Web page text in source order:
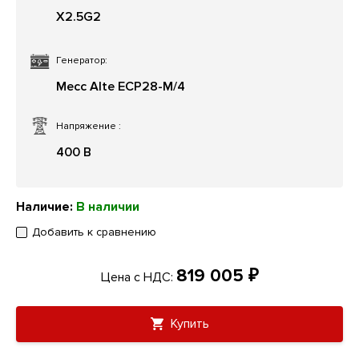
X2.5G2
Напряжение :
400 В
Генератор:
Mecc Alte ЕСР28-М/4
Наличие: В наличии
Добавить к сравнению
Цена с НДС: 819 005 ₽
Купить